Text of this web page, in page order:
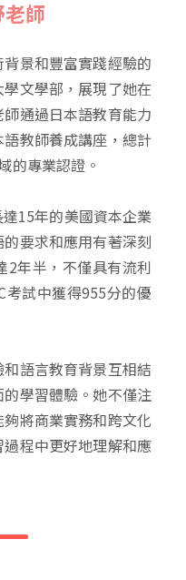
師
景和豐富實踐經驗的
文學部，展現了她在
通過日本語教育能力
教師養成講座，總計
的專業認證。
15年的美國資本企業
要求和應用有著深刻
2年半，不僅具有流利
考試中獲得955分的優
語言教育背景互相結
學習體驗。她不僅注
將商業實務和跨文化
程中更好地理解和應